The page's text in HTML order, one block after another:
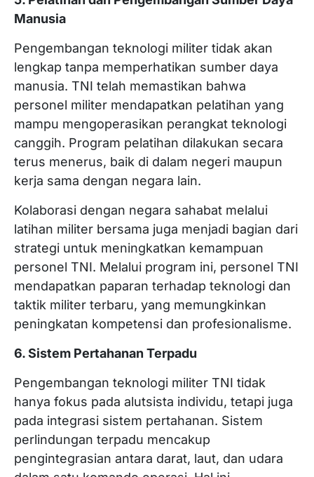
Manusia
Pengembangan teknologi militer tidak akan
lengkap tanpa memperhatikan sumber daya
manusia. TNI telah memastikan bahwa
personel militer mendapatkan pelatihan yang
mampu mengoperasikan perangkat teknologi
canggih. Program pelatihan dilakukan secara
terus menerus, baik di dalam negeri maupun
kerja sama dengan negara lain.
Kolaborasi dengan negara sahabat melalui
latihan militer bersama juga menjadi bagian dari
strategi untuk meningkatkan kemampuan
personel TNI. Melalui program ini, personel TNI
mendapatkan paparan terhadap teknologi dan
taktik militer terbaru, yang memungkinkan
peningkatan kompetensi dan profesionalisme.
6. Sistem Pertahanan Terpadu
Pengembangan teknologi militer TNI tidak
hanya fokus pada alutsista individu, tetapi juga
pada integrasi sistem pertahanan. Sistem
perlindungan terpadu mencakup
pengintegrasian antara darat, laut, dan udara